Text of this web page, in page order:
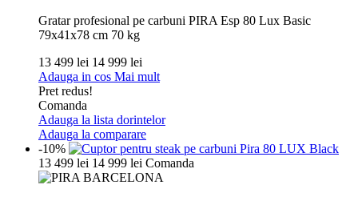
Gratar profesional pe carbuni PIRA Esp 80 Lux Basic
79x41x78 cm 70 kg
13 499 lei 14 999 lei
Adauga in cos Mai mult
Pret redus!
Comanda
Adauga la lista dorintelor
Adauga la comparare
-10%
13 499 lei 14 999 lei Comanda